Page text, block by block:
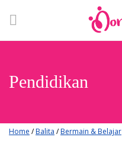
Pendidikan
Home /Balita /Bermain & Belajar